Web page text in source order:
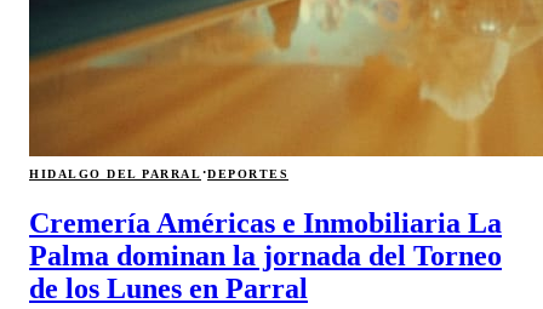
HIDALGO DEL PARRAL·DEPORTES
Cremería Américas e Inmobiliaria La
Palma dominan la jornada del Torneo
de los Lunes en Parral